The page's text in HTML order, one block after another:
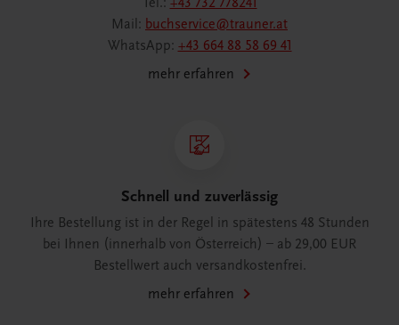
Mail: buchservice@trauner.at
WhatsApp: +43 664 88 58 69 41
mehr erfahren
Schnell und zuverlässig
Ihre Bestellung ist in der Regel in spätestens 48 Stunden
bei Ihnen (innerhalb von Österreich) – ab 29,00 EUR
Bestellwert auch versandkostenfrei.
mehr erfahren